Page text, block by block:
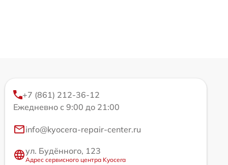
+7 (861) 212-36-12
Ежедневно с 9:00 до 21:00
info@kyocera-repair-center.ru
ул. Будённого, 123
Адрес сервисного центра Kyocera